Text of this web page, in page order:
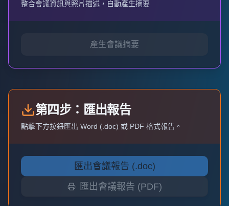
整合會議資訊與照片描述，自動產生摘要
產生會議摘要
第四步：匯出報告
點擊下方按鈕匯出 Word (.doc) 或 PDF 格式報告。
匯出會議報告 (.doc)
匯出會議報告 (PDF)